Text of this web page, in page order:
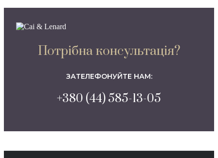
Потрібна консультація?
ЗАТЕЛЕФОНУЙТЕ НАМ:
+380 (44) 585-13-05